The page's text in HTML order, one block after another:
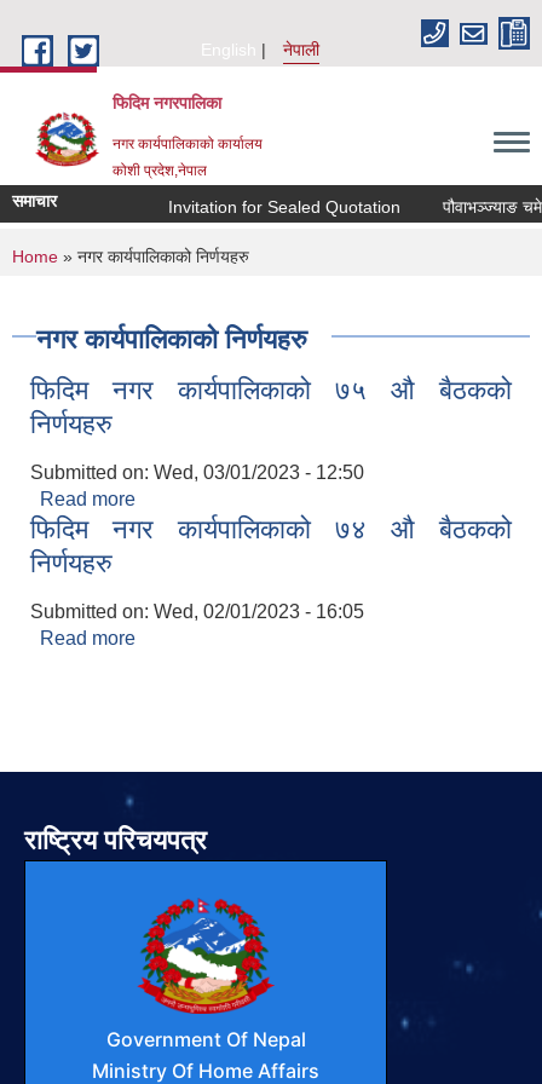
English
नेपाली
फिदिम नगरपालिका
नगर कार्यपालिकाको कार्यालय
कोशी प्रदेश,नेपाल
समाचार Invitation for Sealed Quotation पौवाभञ्ज्याङ
You are here
Home » नगर कार्यपालिकाको निर्णयहरु
नगर कार्यपालिकाको निर्णयहरु
फिदिम नगर कार्यपालिकाको ७५ औ बैठकको
निर्णयहरु
Submitted on: Wed, 03/01/2023 - 12:50
Read more
निर्णयहरु
फिदिम नगर कार्यपालिकाको ७४ औ बैठकको
निर्णयहरु
Submitted on: Wed, 02/01/2023 - 16:05
Read more
राष्ट्रिय परिचयपत्र